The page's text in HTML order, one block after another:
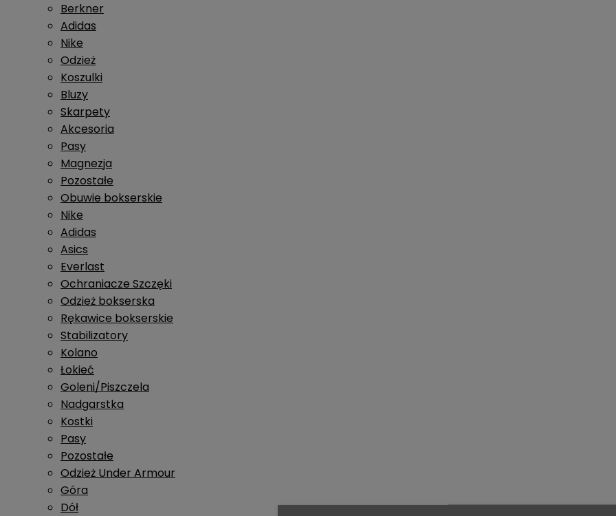
Berkner
Adidas
Nike
Odzież
Koszulki
Bluzy
Skarpety
Akcesoria
Pasy
Magnezja
Pozostałe
Obuwie bokserskie
Nike
Adidas
Asics
Everlast
Ochraniacze Szczęki
Odzież bokserska
Rękawice bokserskie
Stabilizatory
Kolano
Łokieć
Goleni/Piszczela
Nadgarstka
Kostki
Pasy
Pozostałe
Odzież Under Armour
Góra
Dół